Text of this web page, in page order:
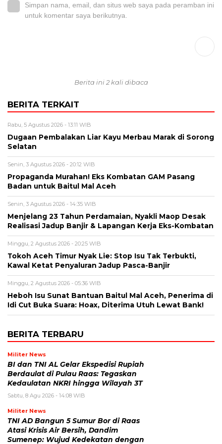
Simpan nama, email, dan situs web saya pada peramban ini
untuk komentar saya berikutnya.
Berita ini 2 kali dibaca
BERITA TERKAIT
Rabu, 5 Agustus 2026 - 13:11 WIB
Dugaan Pembalakan Liar Kayu Merbau Marak di Sorong
Selatan
Senin, 3 Agustus 2026 - 20:12 WIB
Propaganda Murahan! Eks Kombatan GAM Pasang
Badan untuk Baitul Mal Aceh
Senin, 3 Agustus 2026 - 14:35 WIB
Menjelang 23 Tahun Perdamaian, Nyakli Maop Desak
Realisasi Jadup Banjir & Lapangan Kerja Eks-Kombatan
Minggu, 2 Agustus 2026 - 20:25 WIB
Tokoh Aceh Timur Nyak Lie: Stop Isu Tak Terbukti,
Kawal Ketat Penyaluran Jadup Pasca-Banjir
Minggu, 2 Agustus 2026 - 05:36 WIB
Heboh Isu Sunat Bantuan Baitul Mal Aceh, Penerima di
Idi Cut Buka Suara: Hoax, Diterima Utuh Lewat Bank!
BERITA TERBARU
Militer News
BI dan TNI AL Gelar Ekspedisi Rupiah
Berdaulat di Pulau Raas: Tegaskan
Kedaulatan NKRI hingga Wilayah 3T
Sabtu, 8 Agu 2026 - 14:08 WIB
Militer News
TNI AD Bangun 5 Sumur Bor di Raas
Atasi Krisis Air Bersih, Dandim
Sumenep: Wujud Kedekatan dengan